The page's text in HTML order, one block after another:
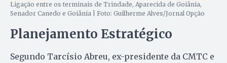
Ligação entre os terminais de Trindade, Aparecida de Goiânia,
Senador Canedo e Goiânia | Foto: Guilherme Alves/Jornal Opção
Planejamento Estratégico
Segundo Tarcísio Abreu, ex-presidente da CMTC e